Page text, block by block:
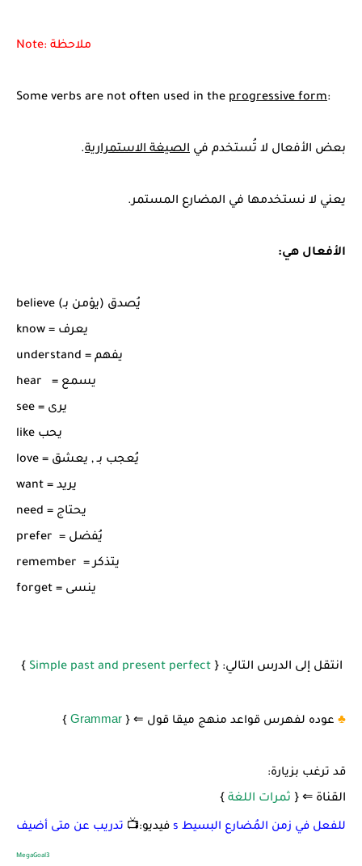
Note: ملاحظة
Some verbs are not often used in the progressive form:
بعض الأفعال لا تُستخدم في الصيغة الاستمرارية.
يعني لا نستخدمها في المضارع المستمر.
الأفعال هي:
believe يُصدق (يؤمن بـ)
need = يحتاج
remember = يتذكر
انتقل إلى الدرس التالي: { Simple past and present perfect
}
♣️ عوده لفهرس قواعد منهج ميقا قول ⇐
{
Grammar
}
قد ترغب بزيارة:
القناة ⇐ { ثمرات اللغة }
فيديو:📺 تدريب عن متى أضيف s للفعل في زمن المُضارع البسيط
MegaGoal3